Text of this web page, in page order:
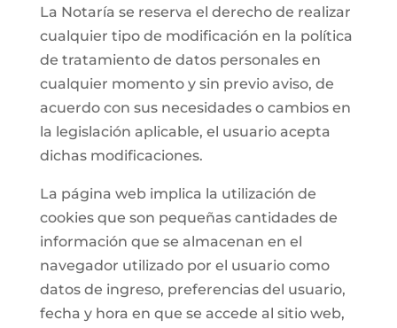
La Notaría se reserva el derecho de realizar
cualquier tipo de modificación en la política
de tratamiento de datos personales en
cualquier momento y sin previo aviso, de
acuerdo con sus necesidades o cambios en
la legislación aplicable, el usuario acepta
dichas modificaciones.
La página web implica la utilización de
cookies que son pequeñas cantidades de
información que se almacenan en el
navegador utilizado por el usuario como
datos de ingreso, preferencias del usuario,
fecha y hora en que se accede al sitio web,